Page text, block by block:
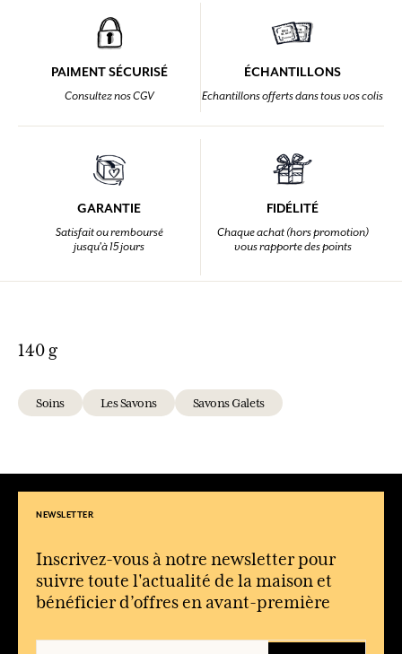
PAIMENT SÉCURISÉ
Consultez nos CGV
ÉCHANTILLONS
Echantillons offerts dans tous vos colis
GARANTIE
Satisfait ou remboursé
jusqu'à 15 jours
FIDÉLITÉ
Chaque achat (hors promotion)
vous rapporte des points
140 g
Soins Les Savons Savons Galets
NEWSLETTER
Inscrivez-vous à notre newsletter pour
suivre toute l'actualité de la maison et
bénéficier d’offres en avant-première